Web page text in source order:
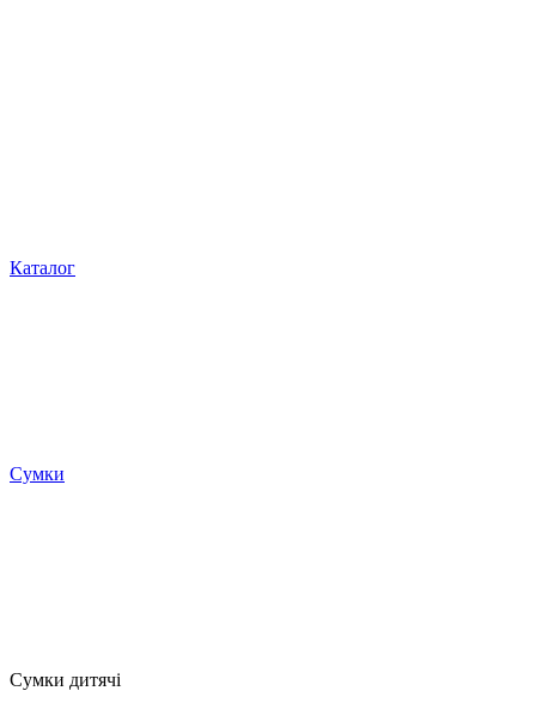
Каталог
Сумки
Сумки дитячі